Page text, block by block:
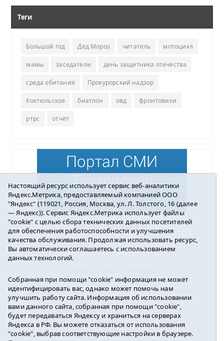
Теги
Большой год Дед Мороз читатель мотоцикл
мамы заседатели день защитника отечества
среда обитания Прокурорский надзор
Коктюльское биатлон овд фронтовики
ртрс отчёт
Погода в Ялуторовске
района2016-2023
Учредитель: АНО «ИИЦ « Ялуторовская жизнь».
Главный редактор: Вешкурцева С.П.
E-mail:yznaet@inbox.ruТел.: 8(34535)2-02-51
Регистрационный номер ЭЛ № ФС 77-64937 от
24.02.2016г. выдан Федеральной службой по надзору
Настоящий ресурс использует сервис веб-аналитики
Яндекс.Метрика, предоставляемый компанией ООО
"Яндекс" (119021, Россия, Москва, ул. Л. Толстого, 16 (далее
— Яндекс)). Сервис Яндекс.Метрика использует файлы
"cookie" с целью сбора технических данных посетителей
для обеспечения работоспособности и улучшения
качества обслуживания. Продолжая использовать ресурс,
Вы автоматически соглашаетесь с использованием
данных технологий.
Собранная при помощи "cookie" информация не может
идентифицировать вас, однако может помочь нам
улучшить работу сайта. Информация об использовании
вами данного сайта, собранная при помощи "cookie",
будет передаваться Яндексу и храниться на серверах
Яндекса в РФ. Вы можете отказаться от использования
"cookie", выбрав соответствующие настройки в браузере.